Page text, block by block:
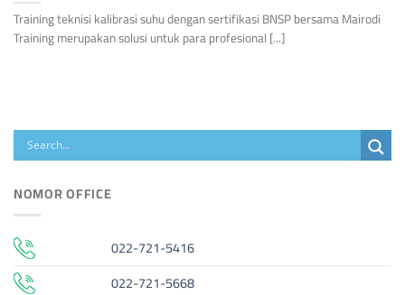
Training teknisi kalibrasi suhu dengan sertifikasi BNSP bersama Mairodi
Training merupakan solusi untuk para profesional [...]
NOMOR OFFICE
022-721-5416
022-721-5668